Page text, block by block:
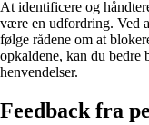
At identificere og
være en udfordring. Ved
følge rådene om at
opkaldene, kan du bedre
henvendelser.
Feedback fra